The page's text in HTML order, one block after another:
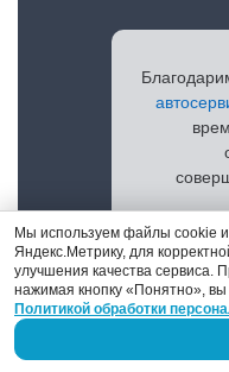
Мы используем файлы cookie и
Яндекс.Метрику, для
улучшения качества сервиса.
нажимая кнопку «Понятно»,
Политикой обработки